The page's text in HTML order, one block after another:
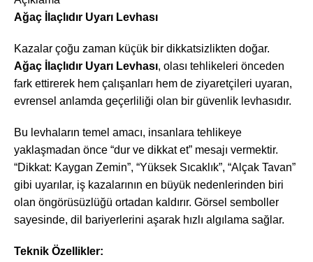
Ağaç İlaçlıdır Uyarı Levhası
Kazalar çoğu zaman küçük bir dikkatsizlikten doğar.
Ağaç İlaçlıdır Uyarı Levhası, olası tehlikeleri önceden
fark ettirerek hem çalışanları hem de ziyaretçileri uyaran,
evrensel anlamda geçerliliği olan bir güvenlik levhasıdır.
Bu levhaların temel amacı, insanlara tehlikeye
yaklaşmadan önce “dur ve dikkat et” mesajı vermektir.
“Dikkat: Kaygan Zemin”, “Yüksek Sıcaklık”, “Alçak Tavan”
gibi uyarılar, iş kazalarının en büyük nedenlerinden biri
olan öngörüsüzlüğü ortadan kaldırır. Görsel semboller
sayesinde, dil bariyerlerini aşarak hızlı algılama sağlar.
Teknik Özellikler: